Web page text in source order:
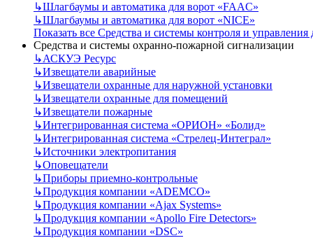
↳Шлагбаумы и автоматика для ворот «FAAC»
↳Шлагбаумы и автоматика для ворот «NICE»
Показать все Средства и системы контроля и управления
Средства и системы охранно-пожарной сигнализации
↳АСКУЭ Ресурс
↳Извещатели аварийные
↳Извещатели охранные для наружной установки
↳Извещатели охранные для помещений
↳Извещатели пожарные
↳Интегрированная система «ОРИОН» «Болид»
↳Интегрированная система «Стрелец-Интеграл»
↳Источники электропитания
↳Оповещатели
↳Приборы приемно-контрольные
↳Продукция компании «ADEMCO»
↳Продукция компании «Ajax Systems»
↳Продукция компании «Apollo Fire Detectors»
↳Продукция компании «DSC»